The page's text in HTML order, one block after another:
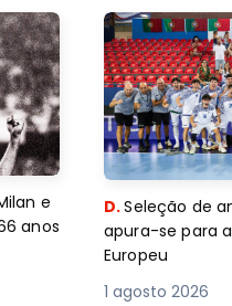
e
anos
D.Seleção de
apura-se para
Europeu
1 agosto 2026